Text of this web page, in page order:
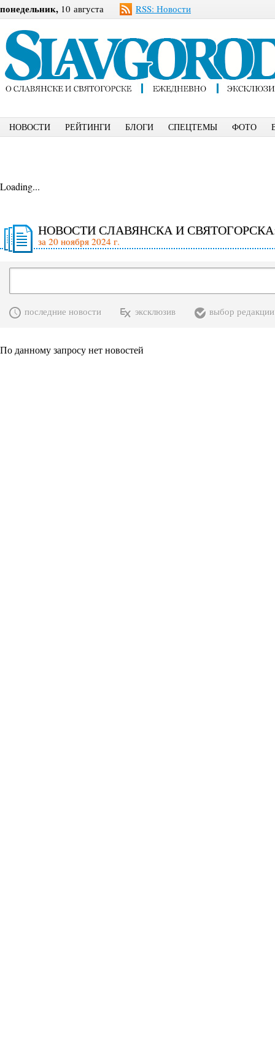
понедельник, 10 августа RSS: Новости
НОВОСТИ РЕЙТИНГИ БЛОГИ СПЕЦТЕМЫ ФОТО
Loading...
НОВОСТИ СЛАВЯНСКА И
за 20 ноября 2024 г.
последние новости эксклюзив выбор редакции
По данному запросу нет новостей